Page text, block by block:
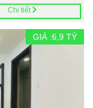
Chi tiết
GIÁ :6,9 TỶ